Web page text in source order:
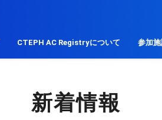
CTEPH AC Registryについて 参加
新着情報